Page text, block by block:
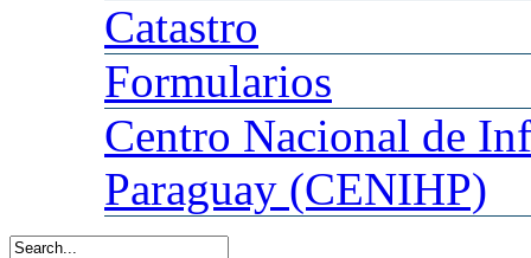
Catastro
Formularios
Centro Nacional de
Paraguay (CENIHP)